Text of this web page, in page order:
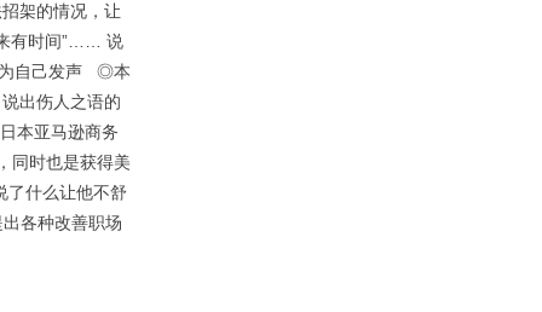
架的情况，让
有时间”…… 说
为自己发声 ◎本
出伤人之语的
本亚马逊商务
同时也是获得美
了什么让他不舒
各种改善职场